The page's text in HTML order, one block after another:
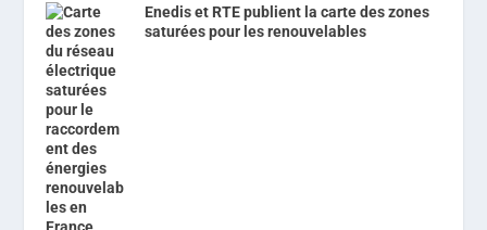
Enedis et RTE publient la carte des zones
saturées pour les renouvelables